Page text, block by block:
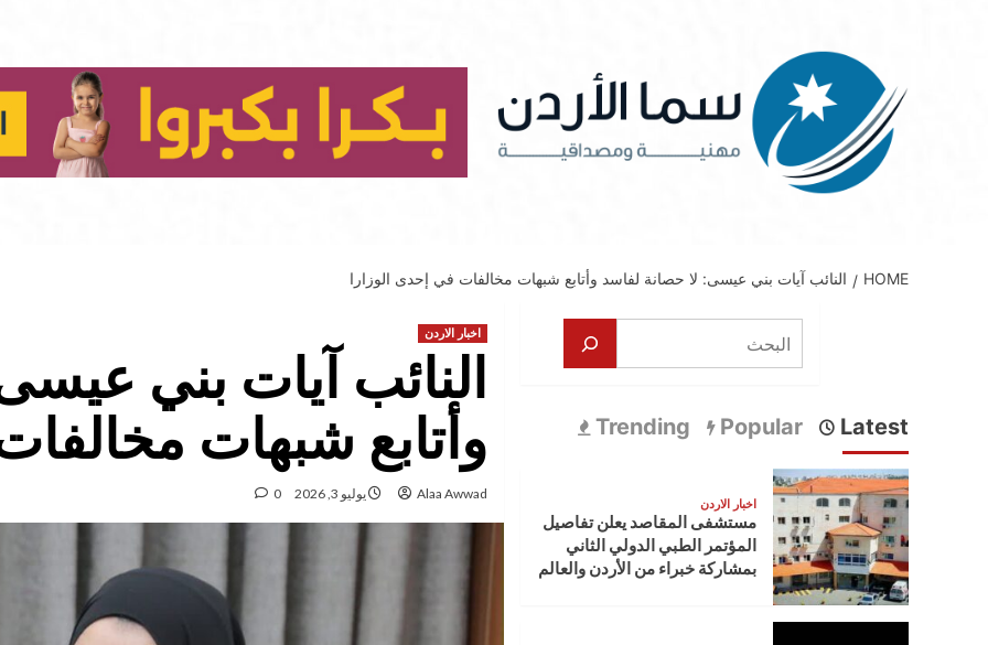
HOME النائب آيات بني عيسى: لا حصانة لفاسد وأتابع شبهات مخالفات في إحدى الوزارا
اخبار الاردن
النائب آيات بني
وأتابع شبهات
Alaa Awwad يوليو 3, 2026 0
البحث
Latest
Popular
Trending
اخبار الاردن
مستشفى المقاصد يعلن تفاصيل
المؤتمر الطبي الدولي الثاني
بمشاركة خبراء من الأردن والعالم